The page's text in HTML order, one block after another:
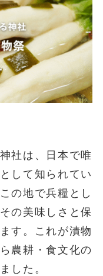
社は、日本で唯
して知られてい
の地で兵糧とし
の美味しさと保
す。これが漬物
農耕・食文化の
した。